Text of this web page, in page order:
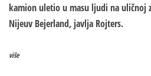
kamion uletio u masu ljudi na uličnoj
Nijeuv Bejerland, javlja Rojters.
više